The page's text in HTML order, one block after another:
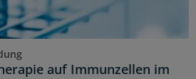
auf Immunzellen im